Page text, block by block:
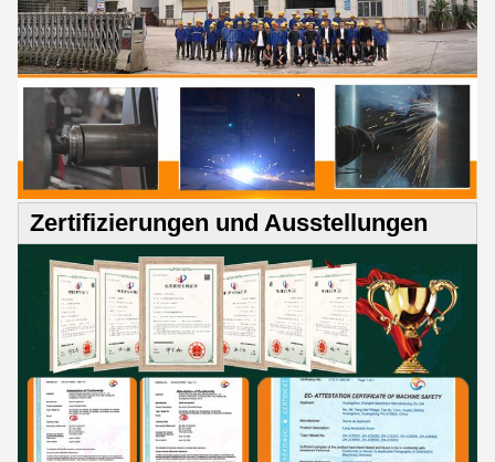
Zertifizierungen und Ausstellungen